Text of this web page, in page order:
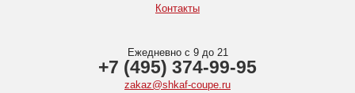
Контакты
Ежедневно с 9 до 21
+7 (495) 374-99-95
zakaz@shkaf-coupe.ru